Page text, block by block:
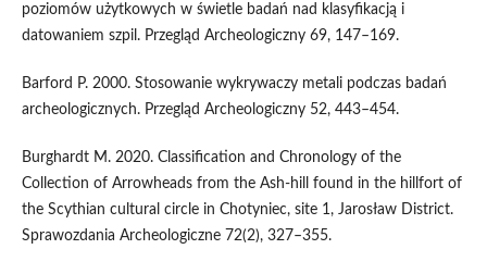
poziomów użytkowych w świetle badań nad klasyfikacją i
datowaniem szpil. Przegląd Archeologiczny 69, 147–169.
Barford P. 2000. Stosowanie wykrywaczy metali podczas badań
archeologicznych. Przegląd Archeologiczny 52, 443–454.
Burghardt M. 2020. Classification and Chronology of the
Collection of Arrowheads from the Ash-hill found in the hillfort of
the Scythian cultural circle in Chotyniec, site 1, Jarosław District.
Sprawozdania Archeologiczne 72(2), 327–355.